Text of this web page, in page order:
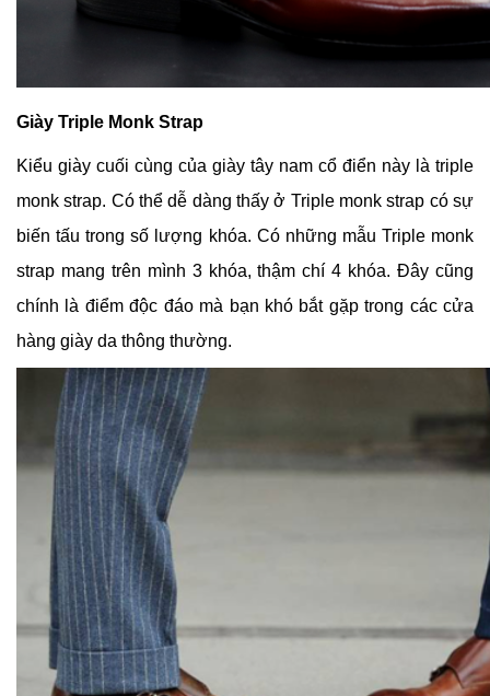
Giày Triple Monk Strap
Kiểu giày cuối cùng của giày tây nam cổ điển này là triple
monk strap. Có thể dễ dàng thấy ở Triple monk strap có sự
biến tấu trong số lượng khóa. Có những mẫu Triple monk
strap mang trên mình 3 khóa, thậm chí 4 khóa. Đây cũng
chính là điểm độc đáo mà bạn khó bắt gặp trong các cửa
hàng giày da thông thường.